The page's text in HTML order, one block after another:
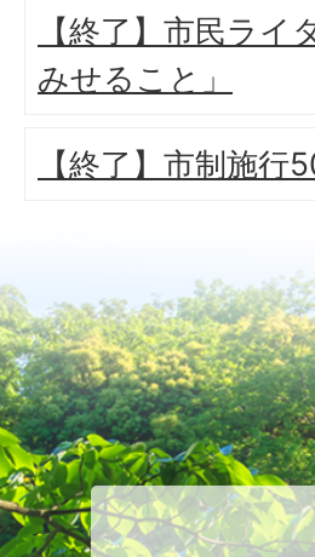
【終了】市民ラ
みせること」
【終了】市制施行